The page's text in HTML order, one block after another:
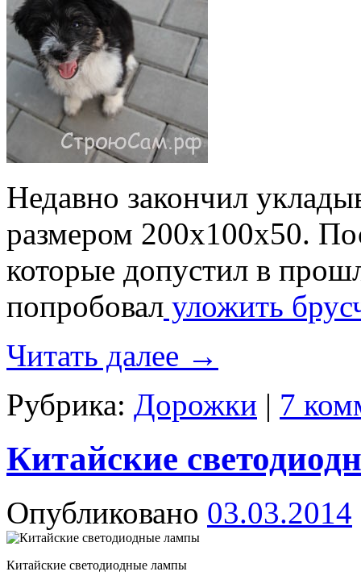
Недавно закончил
размером 200х100х50.
которые допустил в
попробовал уложить
Читать далее →
Рубрика: Дорожки | 7
Китайские
Опубликовано 03.03.2014
Китайские светодиодные лампы